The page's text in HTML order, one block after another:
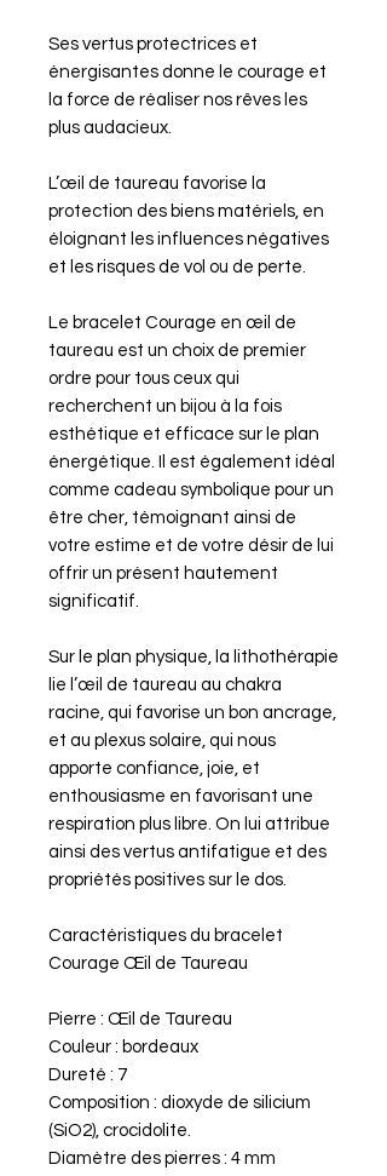
Ses vertus protectrices et
énergisantes donne le courage et
la force de réaliser nos rêves les
plus audacieux.
L’œil de taureau favorise la
protection des biens matériels, en
éloignant les influences négatives
et les risques de vol ou de perte.
Le bracelet Courage en œil de
taureau est un choix de premier
ordre pour tous ceux qui
recherchent un bijou à la fois
esthétique et efficace sur le plan
énergétique. Il est également idéal
comme cadeau symbolique pour un
être cher, témoignant ainsi de
votre estime et de votre désir de lui
offrir un présent hautement
significatif.
Sur le plan physique, la lithothérapie
lie l’œil de taureau au chakra
racine, qui favorise un bon ancrage,
et au plexus solaire, qui nous
apporte confiance, joie, et
enthousiasme en favorisant une
respiration plus libre. On lui attribue
ainsi des vertus antifatigue et des
propriétés positives sur le dos.
Caractéristiques du bracelet
Courage Œil de Taureau
Pierre : Œil de Taureau
Couleur : bordeaux
Dureté : 7
Composition : dioxyde de silicium
(SiO2), crocidolite.
Diamètre des pierres : 4 mm